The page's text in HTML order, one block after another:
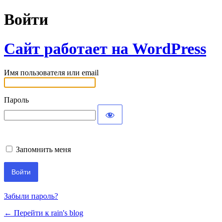
Войти
Сайт работает на WordPress
Имя пользователя или email
Пароль
Запомнить меня
Забыли пароль?
← Перейти к rain's blog